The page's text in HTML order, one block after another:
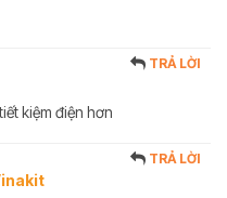
TRẢ LỜI
kiệm điện hơn
TRẢ LỜI